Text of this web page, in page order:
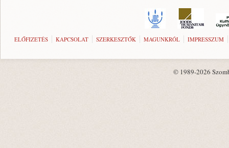
ELŐFIZETÉS KAPCSOLAT SZERKESZTŐK MAGUNKRÓL IMPRESSZUM
© 1989-2026